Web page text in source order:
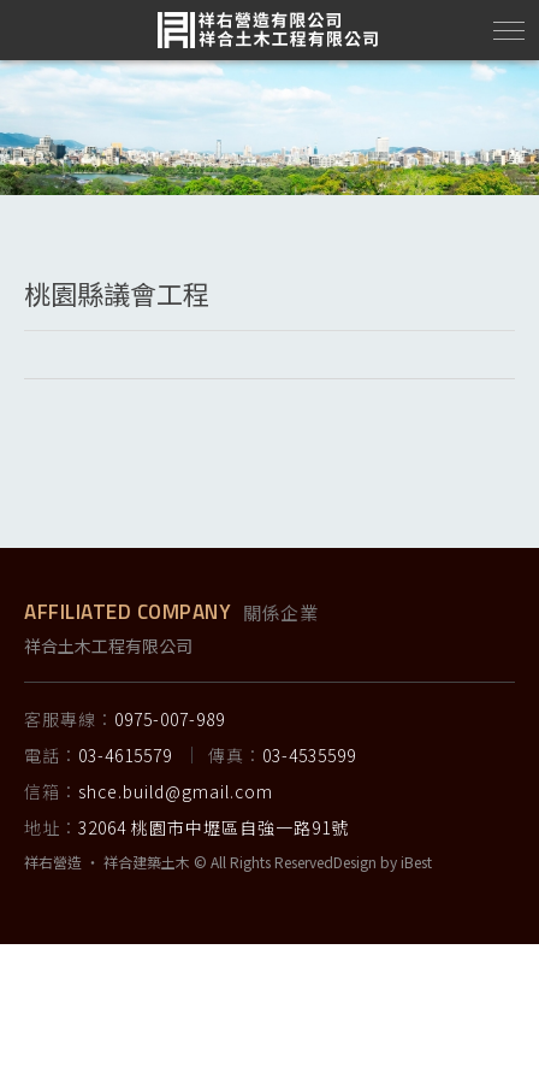
桃園縣議會工程
AFFILIATED COMPANY 關係企業
祥合土木工程有限公司
客服專線： 0975-007-989
電話： 03-4615579 傳真： 03-4535599
信箱： shce.build@gmail.com
地址： 32064 桃園市中壢區自強一路91號
祥右營造 ‧ 祥合建築土木 © All Rights ReservedDesign by iBest